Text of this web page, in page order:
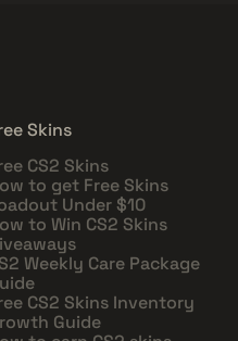
Skins
CS2 Skins
to get Free Skins
Under $10
to Win CS2 Skins
Weekly Care Package
CS2 Skins Inventory
Guide